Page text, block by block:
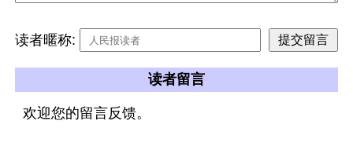
读者暱称:
读者留言
欢迎您的留言反馈。